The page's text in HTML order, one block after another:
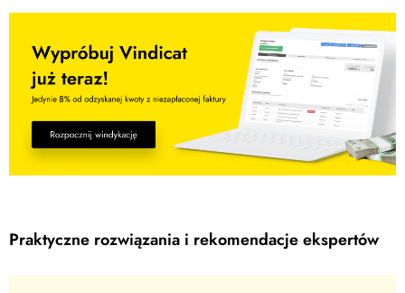
Praktyczne rozwiązania i rekomendacje ekspertów